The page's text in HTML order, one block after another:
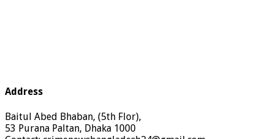
Address
Baitul Abed Bhaban, (5th Flor),
53 Purana Paltan, Dhaka 1000